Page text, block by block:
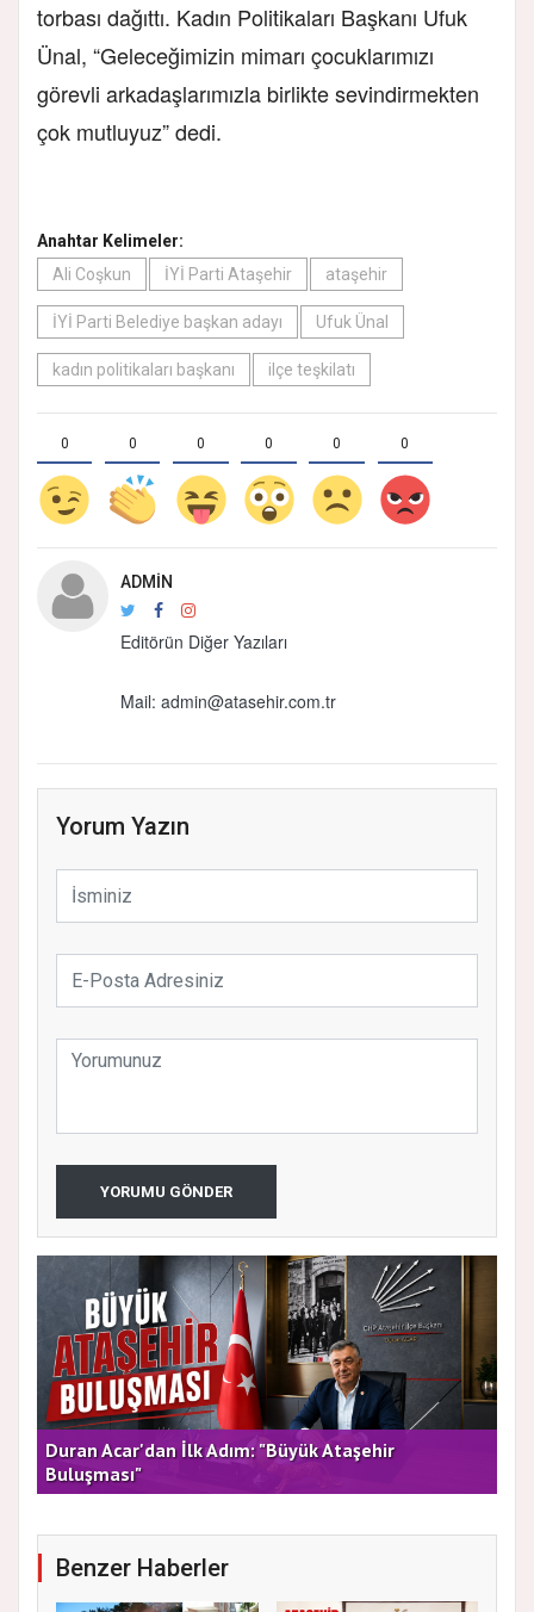
torbası dağıttı. Kadın Politikaları Başkanı Ufuk
Ünal, “Geleceğimizin mimarı çocuklarımızı
görevli arkadaşlarımızla birlikte sevindirmekten
çok mutluyuz” dedi.
Anahtar Kelimeler:
Ali Coşkun
İYİ Parti Ataşehir ataşehir
İYİ Parti Belediye başkan adayı Ufuk Ünal
kadın politikaları başkanı ilçe teşkilatı
0 0 0 0 0 0
ADMIN
Editörün Diğer Yazıları
Mail: admin@atasehir.com.tr
Yorum Yazın
YORUMU GÖNDER
Duran Acar'dan İlk Adım: "Büyük Ataşehir
Buluşması"
Benzer Haberler